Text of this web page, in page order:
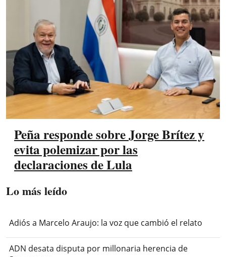
Peña responde sobre Jorge Brítez y
evita polemizar por las
declaraciones de Lula
Lo más leído
Adiós a Marcelo Araujo: la voz que cambió el relato
ADN desata disputa por millonaria herencia de